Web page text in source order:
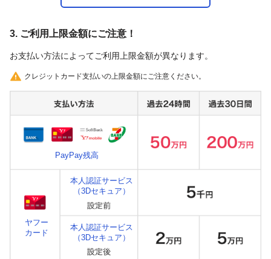
3. ご利用上限金額にご注意！
お支払い方法によってご利用上限金額が異なります。
クレジットカード支払いの上限金額にご注意ください。
PayPay残高
ヤフー
カード
本人認証サービス
（3Dセキュア）
本人認証サービス
（3Dセキュア）